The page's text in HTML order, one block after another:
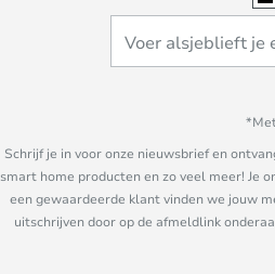
Schrijf je in voor onze nieuwsbrief en
smart home producten en zo veel meer! Je
een gewaardeerde klant vinden we jouw
uitschrijven door op de afmeldlink